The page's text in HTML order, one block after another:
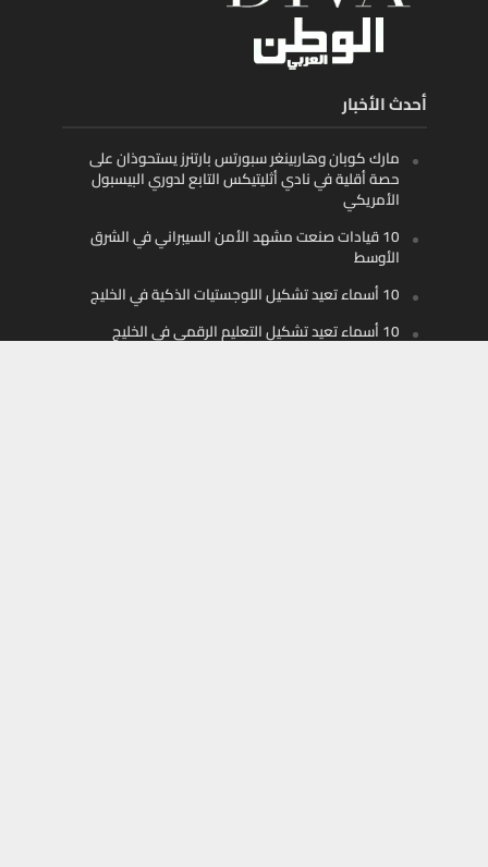
أحدث الأخبار
مارك كوبان وهاربينغر سبورتس بارتنرز يستحوذان على
حصة أقلية في نادي أثليتيكس التابع لدوري البيسبول
الأمريكي
10 قيادات صنعت مشهد الأمن السيبراني في الشرق
الأوسط
10 أسماء تعيد تشكيل اللوجستيات الذكية في الخليج
10 أسماء تعيد تشكيل التعليم الرقمي في الخليج